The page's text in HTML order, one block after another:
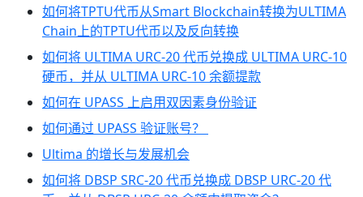
如何将TPTU代币从Smart Blockchain转换为ULTIMA
Chain上的TPTU代币以及反向转换
如何将 ULTIMA URC-20 代币兑换成 ULTIMA URC-10
硬币，并从 ULTIMA URC-10 余额提款
如何在 UPASS 上启用双因素身份验证
如何通过 UPASS 验证账号？
Ultima 的增长与发展机会
如何将 DBSP SRC-20 代币兑换成 DBSP URC-20 代